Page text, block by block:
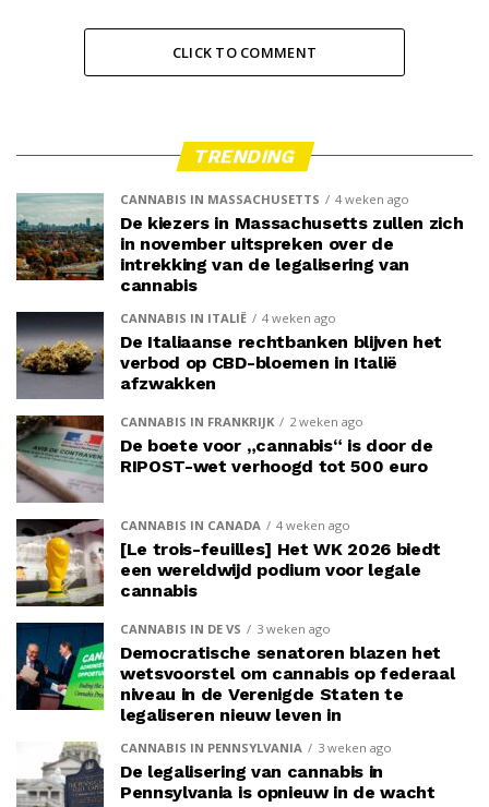
CLICK TO COMMENT
TRENDING
CANNABIS IN MASSACHUSETTS 4 weken ago
De kiezers in Massachusetts zullen zich
in november uitspreken over de
intrekking van de legalisering van
cannabis
CANNABIS IN ITALIË 4 weken ago
De Italiaanse rechtbanken blijven het
verbod op CBD-bloemen in Italië
afzwakken
CANNABIS IN FRANKRIJK 2 weken ago
De boete voor „cannabis“ is door de
RIPOST-wet verhoogd tot 500 euro
CANNABIS IN CANADA 4 weken ago
[Le trois-feuilles] Het WK 2026 biedt
een wereldwijd podium voor legale
cannabis
CANNABIS IN DE VS 3 weken ago
Democratische senatoren blazen het
wetsvoorstel om cannabis op federaal
niveau in de Verenigde Staten te
legaliseren nieuw leven in
CANNABIS IN PENNSYLVANIA 3 weken ago
De legalisering van cannabis in
Pennsylvania is opnieuw in de wacht